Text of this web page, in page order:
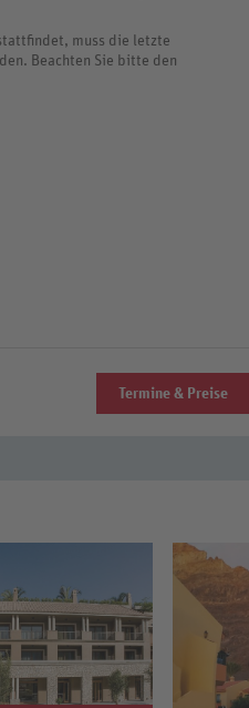
muss die letzte
Beachten Sie bitte den
Termine & Preise